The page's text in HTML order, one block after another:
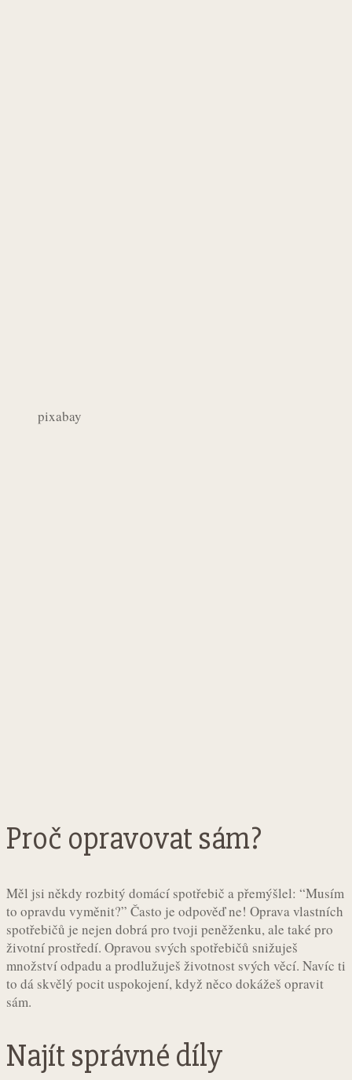
pixabay
Proč opravovat sám?
Měl jsi někdy rozbitý domácí spotřebič a přemýšlel: “Musím
to opravdu vyměnit?” Často je odpověď ne! Oprava vlastních
spotřebičů je nejen dobrá pro tvoji peněženku, ale také pro
životní prostředí. Opravou svých spotřebičů snižuješ
množství odpadu a prodlužuješ životnost svých věcí. Navíc ti
to dá skvělý pocit uspokojení, když něco dokážeš opravit
sám.
Najít správné díly